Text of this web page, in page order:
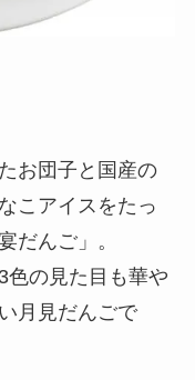
お団子と国産の
こアイスをたっ
だんご」。
色の見た目も華や
月見だんごで